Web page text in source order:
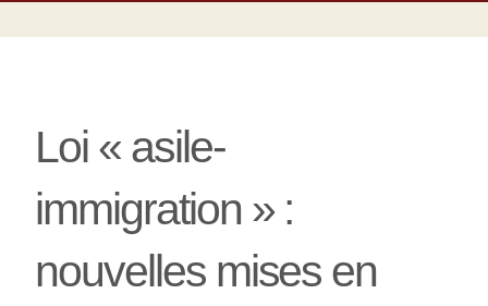
Loi « asile-
immigration » :
nouvelles mises en